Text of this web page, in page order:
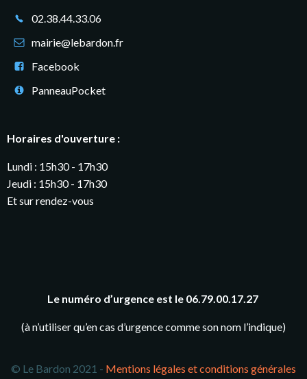
02.38.44.33.06
mairie@lebardon.fr
Facebook
PanneauPocket
Horaires d'ouverture :
Lundi : 15h30 - 17h30
Jeudi : 15h30 - 17h30
Et sur rendez-vous
Le numéro d’urgence est le 06.79.00.17.27
(à n’utiliser qu’en cas d’urgence comme son nom l’indique)
© Le Bardon 2021 - Mentions légales et conditions générales